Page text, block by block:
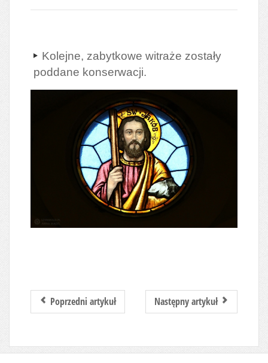
Kolejne, zabytkowe witraże zostały
poddane konserwacji.
Poprzedni artykuł Następny artykuł